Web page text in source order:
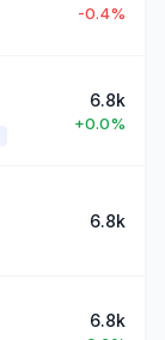
-0.4%
6.8k
+0.0%
6.8k
6.8k